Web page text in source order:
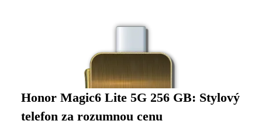
Honor Magic6 Lite 5G 256 GB: Stylový
telefon za rozumnou cenu